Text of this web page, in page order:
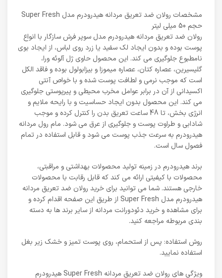
مشخصات رولان ضد تعریق مردانه هیدرودرم مدل Super Fresh
حجم 50 میلی لیتر
رولان ضد تعریق مردانه هیدرودرم مدل سوپر فرش سازگار با انواع
پوست بوده و بدون ایجاد لک سفید یا زرد روی لباس، از ایجاد بوی
نامطبوع جلوگیری می کند. این محصول حاوی ژل آلوئه ورا،
گلیسیرین، عصاره کتان، عصاره میموزا و بیزابولول بوده و فاقد الکل
است که موجب نرمی و لطافت پوست شده و با خواص آنتی
اکسیدانی از آن در برابر عوامل مخرب محیطی و پیرپوستی جلوگیری
می کند. این محصول بدون ایجاد حساسیت و با رایحه ملایم و
انرژی بخش، تا 48 ساعت تعریق بدن را کنترل کرده و موجب
شادابی و طراوت پوست و جلوگیری از عرق می شود. مام رول مردانه
هیدرودرم به سرعت جذب پوست می شود و قابل استفاده در تمام
فصول سال است.
برند هیدرودرم در زمینه تولید محصولات بهداشتی و مراقبتی،
محصولات با کیفیتی ارائه می کند که قابل رقابت با محصولات
خارجی هستند. شما می توانید برای خرید رولان ضد تعریق مردانه
هیدرودرم مدل Super Fresh از طریق این صفحه اقدام کرده و
برای مشاهده و خرید دئودورانت مردانه از سایر برند ها به دسته
بندی مربوطه مراجعه کنید.
روش استفاده: پس از استحمام، روی پوست تمیز و خشک زیر بغل
استفاده نمایید.
ویژگی های رولان ضد تعریق مردانه Super Fresh هیدرودرم